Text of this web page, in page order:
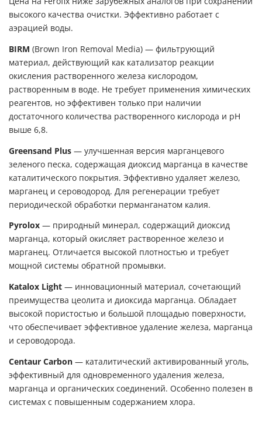
высокого качества очистки. Эффективно работает с
аэрацией воды.
BIRM (Brown Iron Removal Media) — фильтрующий
материал, действующий как катализатор реакции
окисления растворенного железа кислородом,
растворенным в воде. Не требует применения химических
реагентов, но эффективен только при наличии
достаточного количества растворенного кислорода и pH
выше 6,8.
Greensand Plus — улучшенная версия марганцевого
зеленого песка, содержащая диоксид марганца в качестве
каталитического покрытия. Эффективно удаляет железо,
марганец и сероводород. Для регенерации требует
периодической обработки перманганатом калия.
Pyrolox — природный минерал, содержащий диоксид
марганца, который окисляет растворенное железо и
марганец. Отличается высокой плотностью и требует
мощной системы обратной промывки.
Katalox Light — инновационный материал, сочетающий
преимущества цеолита и диоксида марганца. Обладает
высокой пористостью и большой площадью поверхности,
что обеспечивает эффективное удаление железа, марганца
и сероводорода.
Centaur Carbon — каталитический активированный уголь,
эффективный для одновременного удаления железа,
марганца и органических соединений. Особенно полезен в
системах с повышенным содержанием хлора.